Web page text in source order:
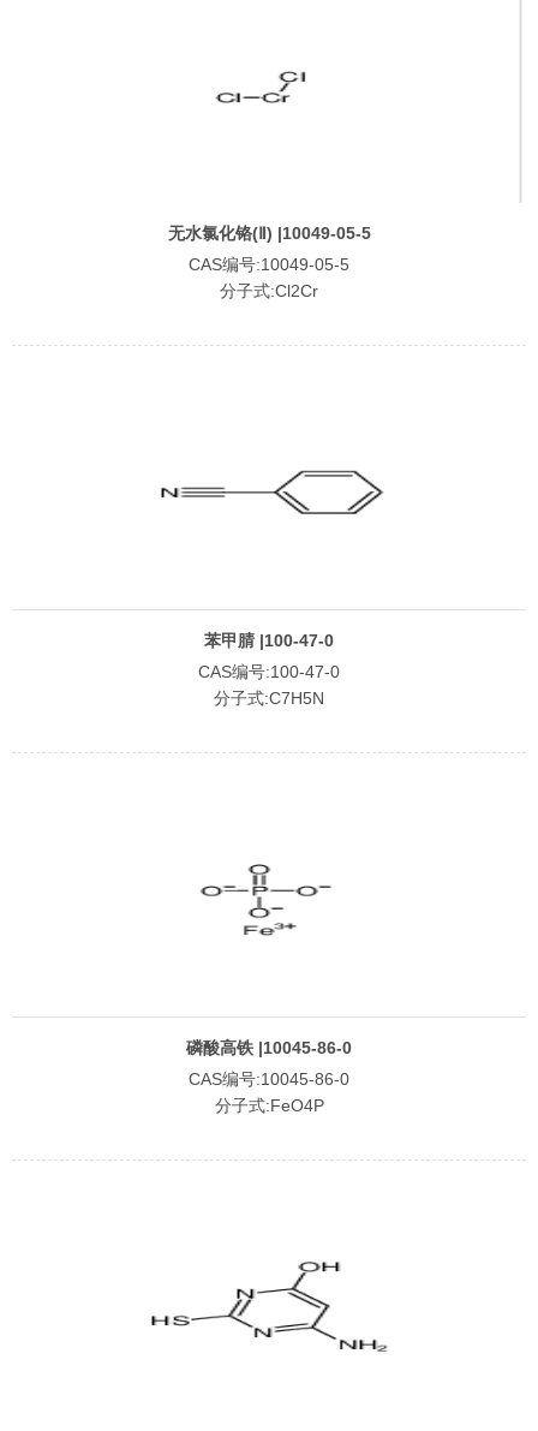
无水氯化铬(Ⅱ) |10049-05-5
CAS编号:10049-05-5
分子式:Cl2Cr
苯甲腈 |100-47-0
CAS编号:100-47-0
分子式:C7H5N
磷酸高铁 |10045-86-0
CAS编号:10045-86-0
分子式:FeO4P